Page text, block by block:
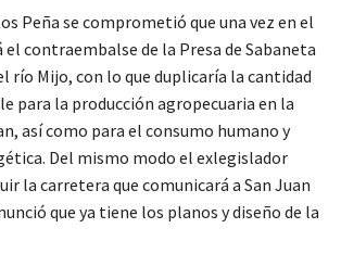
Peña se comprometió que una vez en el
contraembalse de la Presa de Sabaneta
río Mijo, con lo que duplicaría la cantidad
para la producción agropecuaria en la
así como para el consumo humano y
Del mismo modo el exlegislador
la carretera que comunicará a San Juan
que ya tiene los planos y diseño de la